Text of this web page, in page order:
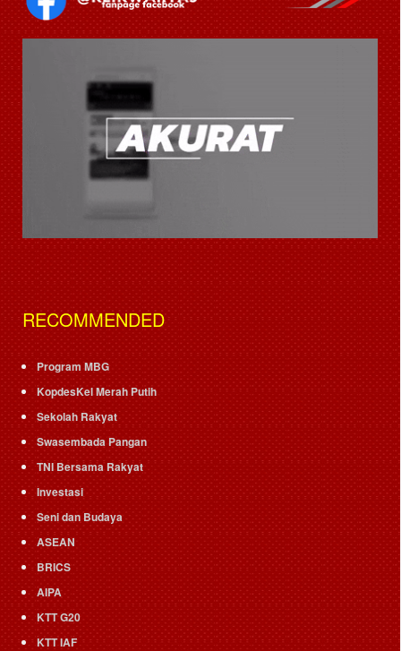
RECOMMENDED
Program MBG
KopdesKel Merah Putih
Sekolah Rakyat
Swasembada Pangan
TNI Bersama Rakyat
Investasi
Seni dan Budaya
ASEAN
BRICS
AIPA
KTT G20
KTT IAF